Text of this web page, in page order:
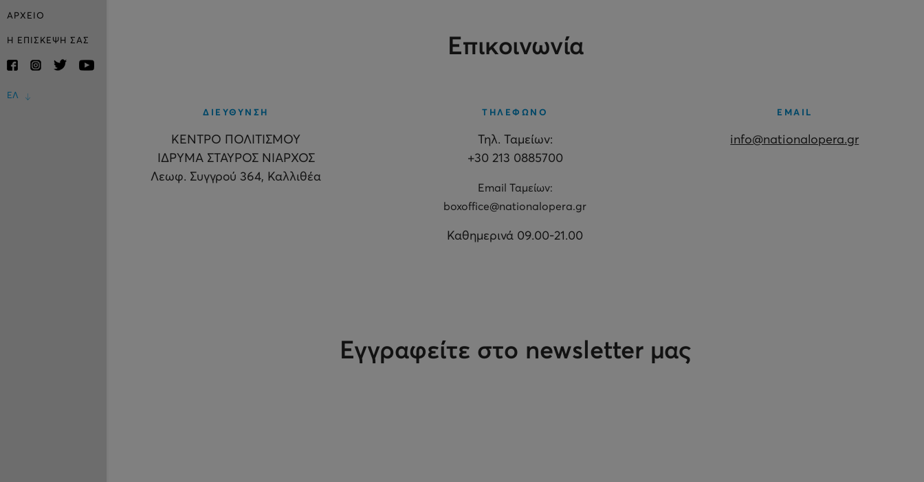
ΑΡΧΕΙΟ
Η ΕΠΙΣΚΕΨΗ ΣΑΣ
ΕΛ
Επικοινωνία
ΔΙΕΥΘΥΝΣΗ
ΚΕΝΤΡΟ ΠΟΛΙΤΙΣΜΟΥ
ΙΔΡΥΜΑ ΣΤΑΥΡΟΣ ΝΙΑΡΧΟΣ
Λεωφ. Συγγρού 364, Καλλιθέα
ΤΗΛΕΦΩΝΟ
Τηλ. Ταμείων:
+30 213 0885700
Εmail Ταμείων:
boxoffice@nationalopera.gr
Καθημερινά 09.00-21.00
EMAIL
info@nationalopera.gr
Εγγραφείτε στο newsletter μας